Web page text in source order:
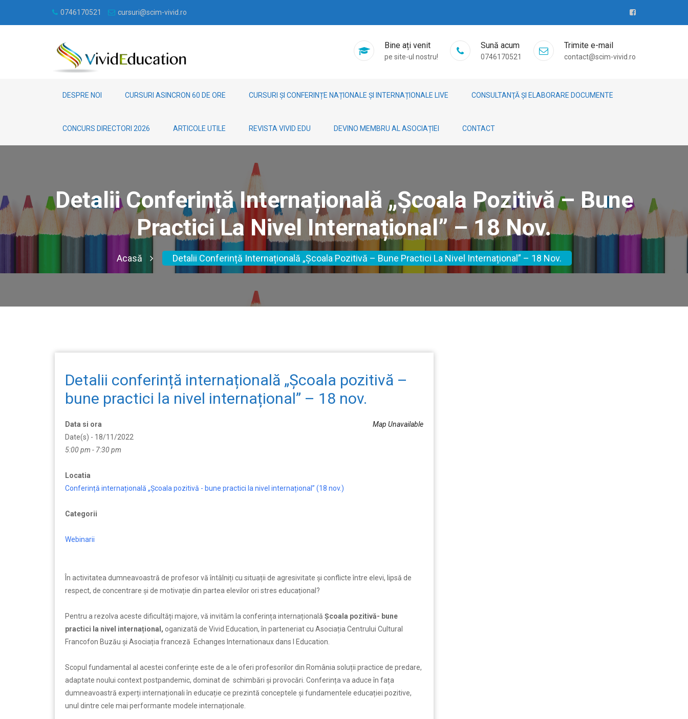
0746170521 cursuri@scim-vivid.ro
Bine ați venit
pe site-ul nostru!
Sună acum
0746170521
Trimite e-mail
contact@scim-vivid.ro
DESPRE NOI CURSURI ASINCRON 60 DE ORE CURSURI ȘI CONFERINȚE NAȚIONALE ȘI INTERNAȚIONALE LIVE CONSULTANŢĂ ȘI ELABORARE DOCUMENTE
CONCURS DIRECTORI 2026 ARTICOLE UTILE REVISTA VIVID EDU DEVINO MEMBRU AL ASOCIAȚIEI CONTACT
Detalii Conferință Internațională „Școala Pozitivă – Bune
Practici La Nivel Internațional” – 18 Nov.
Acasă Detalii Conferință Internațională „Școala Pozitivă – Bune Practici La Nivel Internațional” – 18 Nov.
Detalii conferință internațională „Școala pozitivă –
bune practici la nivel internațional” – 18 nov.
Map Unavailable
Data si ora
Date(s) - 18/11/2022
5:00 pm - 7:30 pm
Locatia
Conferință internațională „Școala pozitivă - bune practici la nivel internațional” (18 nov.)
Categorii
Webinarii
În activitatea dumneavoastră de profesor vă întălniți cu situații de agresivitate și conflicte între elevi, lipsă de
respect, de concentrare și de motivație din partea elevilor ori stres educațional?
Pentru a rezolva aceste dificultăți majore, vă invităm la conferința internațională Școala pozitivă- bune
practici la nivel internațional, oganizată de Vivid Education, în parteneriat cu Asociația Centrului Cultural
Francofon Buzău și Asociația franceză Echanges Internationaux dans l Education.
Scopul fundamental al acestei conferințe este de a le oferi profesorilor din România soluții practice de predare,
adaptate noului context postpandemic, dominat de schimbări și provocări. Conferința va aduce în fața
dumneavoastră experți internaționali în educație ce prezintă conceptele și fundamentele educației pozitive,
unul dintre cele mai performante modele internaționale.